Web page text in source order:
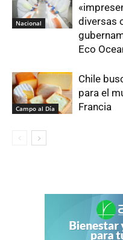
Nacional
diversas
Eco
Campo al Día
Chile
para el
Francia